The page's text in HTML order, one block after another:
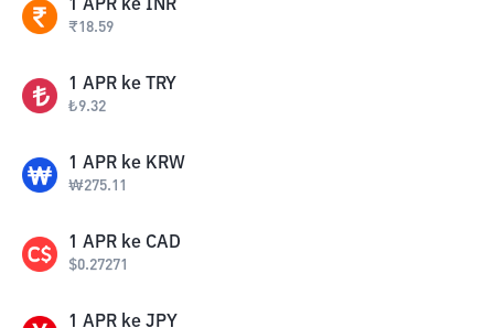
1 APR ke INR
₹18.59
1 APR ke TRY
₺9.32
1 APR ke KRW
₩275.11
1 APR ke CAD
$0.27271
1 APR ke JPY